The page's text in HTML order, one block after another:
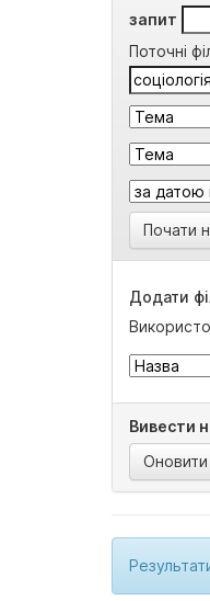
запит
Поточні
Почати
Додати
Вивести